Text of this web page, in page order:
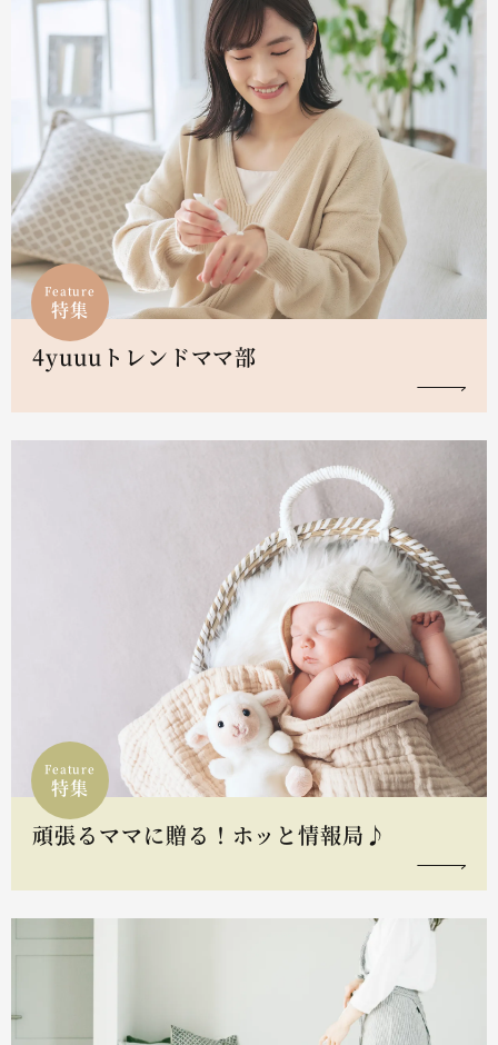
Feature
特集
4yuuuトレンドママ部
Feature
特集
頑張るママに贈る！ホッと情報局♪